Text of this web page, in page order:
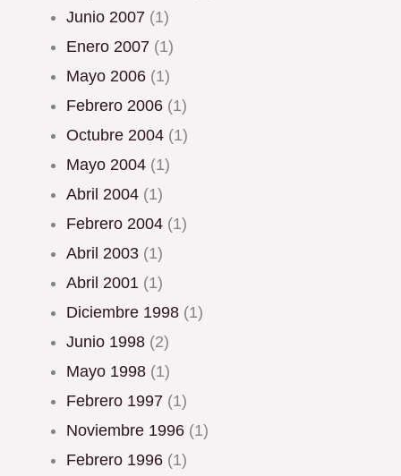
junio 2007 (1)
enero 2007 (1)
mayo 2006 (1)
febrero 2006 (1)
octubre 2004 (1)
mayo 2004 (1)
abril 2004 (1)
febrero 2004 (1)
abril 2003 (1)
abril 2001 (1)
diciembre 1998 (1)
junio 1998 (2)
mayo 1998 (1)
febrero 1997 (1)
noviembre 1996 (1)
febrero 1996 (1)